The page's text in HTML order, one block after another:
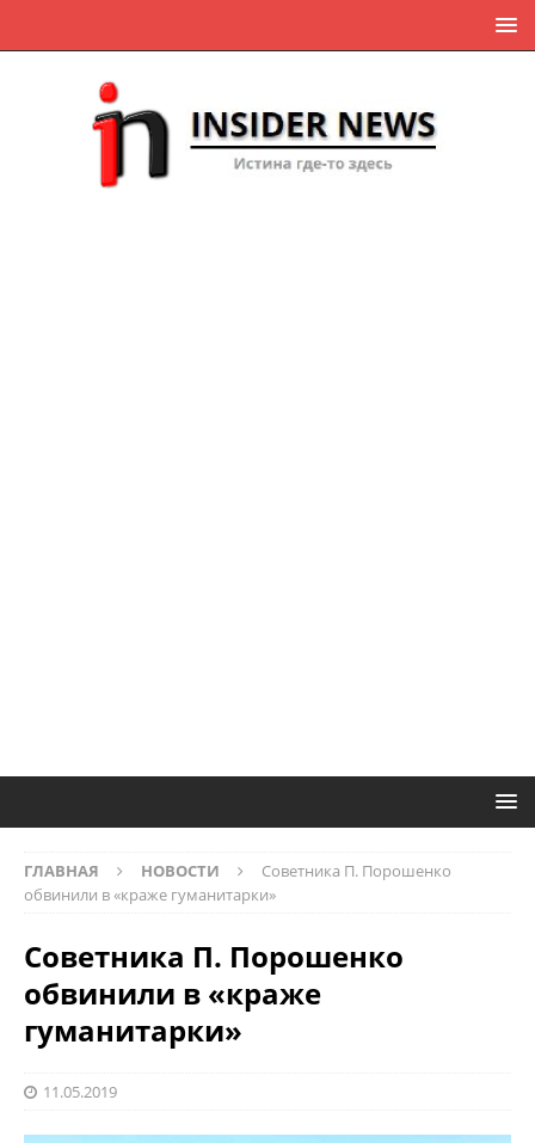
ГЛАВНАЯ НОВОСТИ
Советника П. Порошенко
обвинили в «краже гуманитарки»
Советника П. Порошенко
обвинили в «краже
гуманитарки»
11.05.2019